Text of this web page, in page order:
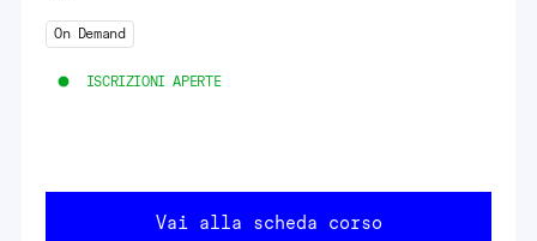
On Demand
ISCRIZIONI APERTE
Vai alla scheda corso